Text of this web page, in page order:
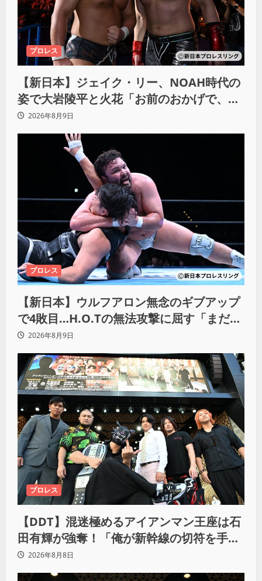
プロレス
【新日本】ジェイク・リー、NOAH時代の
姿で大岩陵平と火花「お前のおかげで、忘
れてたもの思い出したわ」
2026年8月9日
プロレス
【新日本】ウルフアロン無念のギブアップ
で4敗目…H.O.Tの無法攻撃に屈す「まだま
だ俺自身の力はこんなもんだなって」
2026年8月9日
プロレス
【DDT】混迷極めるアイアンマン王座は石
田有輝が強奪！「俺が新幹線の切符を手に
入れるからな！逃げ切るぞ」
2026年8月8日